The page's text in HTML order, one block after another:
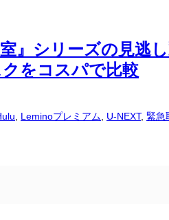
』シリーズの見逃
をコスパで比較
Leminoプレミアム U-NEXT, 緊急